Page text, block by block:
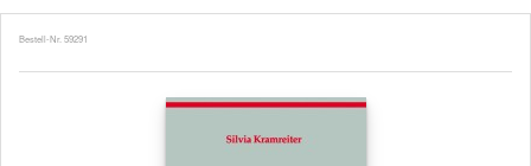
Bestell-Nr. 59291